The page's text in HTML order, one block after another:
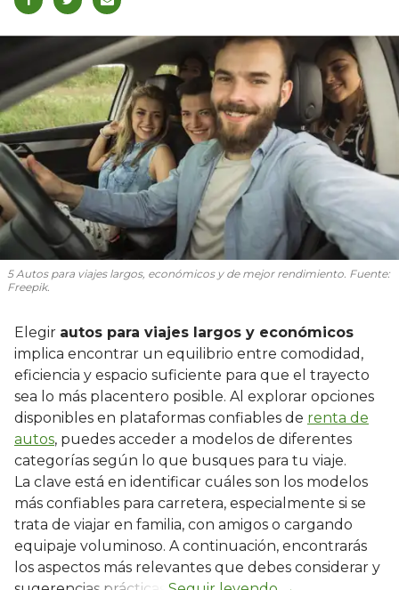
5 Autos para viajes largos, económicos y de mejor rendimiento. Fuente:
Freepik.
Elegir autos para viajes largos y económicos
implica encontrar un equilibrio entre comodidad,
eficiencia y espacio suficiente para que el trayecto
sea lo más placentero posible. Al explorar opciones
disponibles en plataformas confiables de renta de
autos, puedes acceder a modelos de diferentes
categorías según lo que busques para tu viaje.
La clave está en identificar cuáles son los modelos
más confiables para carretera, especialmente si se
trata de viajar en familia, con amigos o cargando
equipaje voluminoso. A continuación, encontrarás
los aspectos más relevantes que debes considerar y